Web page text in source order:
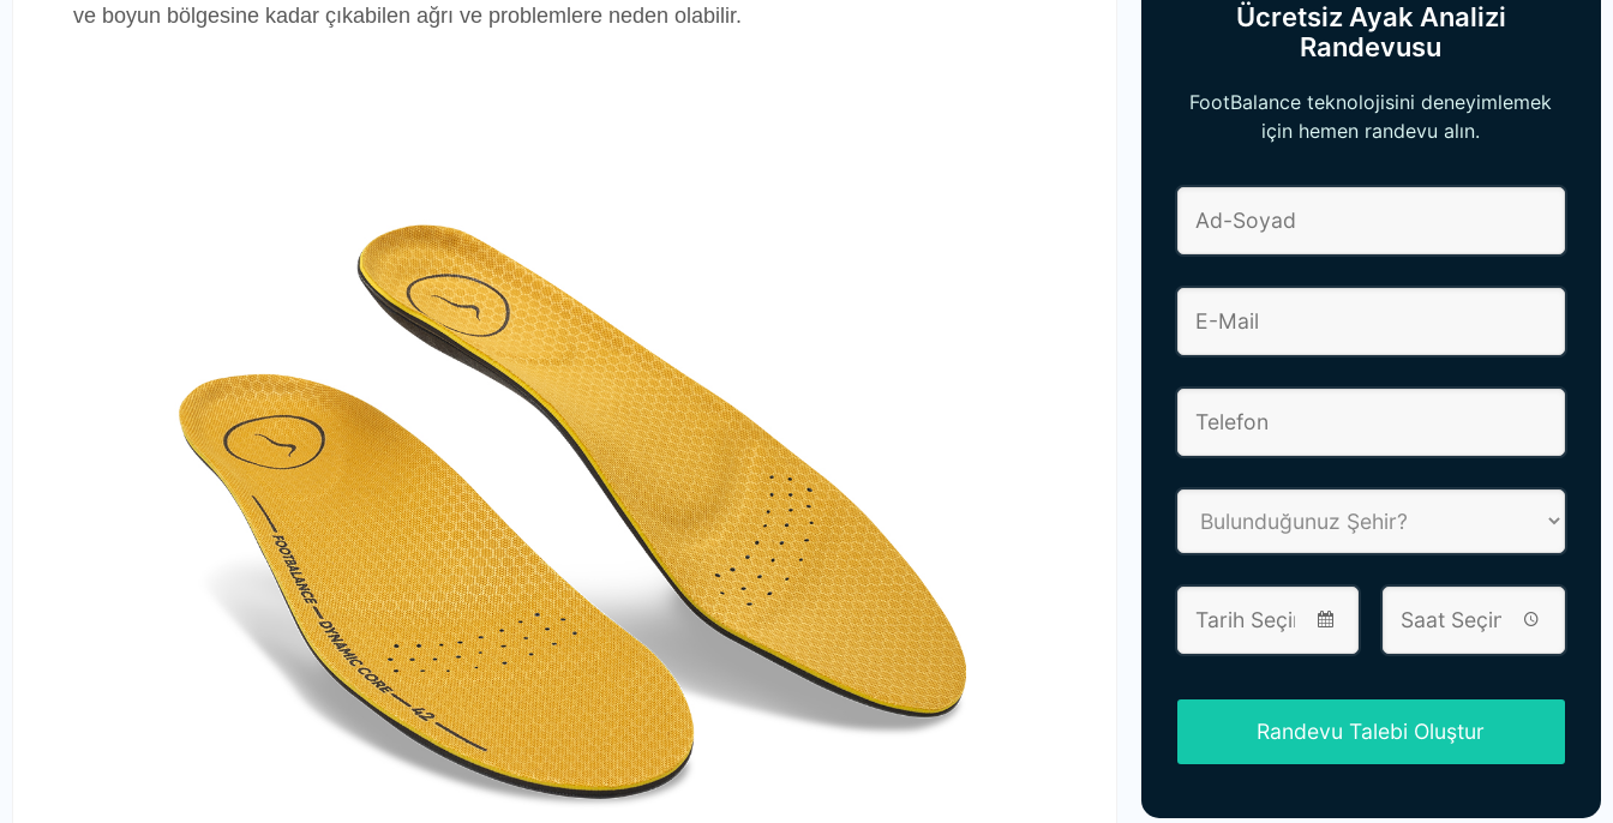
ve boyun bölgesine kadar çıkabilen ağrı ve problemlere neden olabilir.
Ücretsiz Ayak Analizi
Randevusu
FootBalance teknolojisini deneyimlemek
için hemen randevu alın.
Randevu Talebi Oluştur